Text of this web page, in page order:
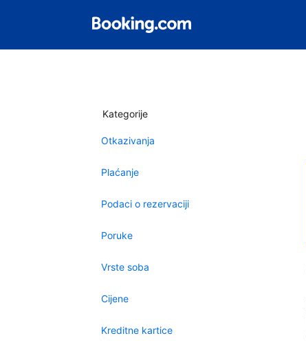
Kategorije
Otkazivanja
Plaćanje
Podaci o rezervaciji
Poruke
Vrste soba
Cijene
Kreditne kartice